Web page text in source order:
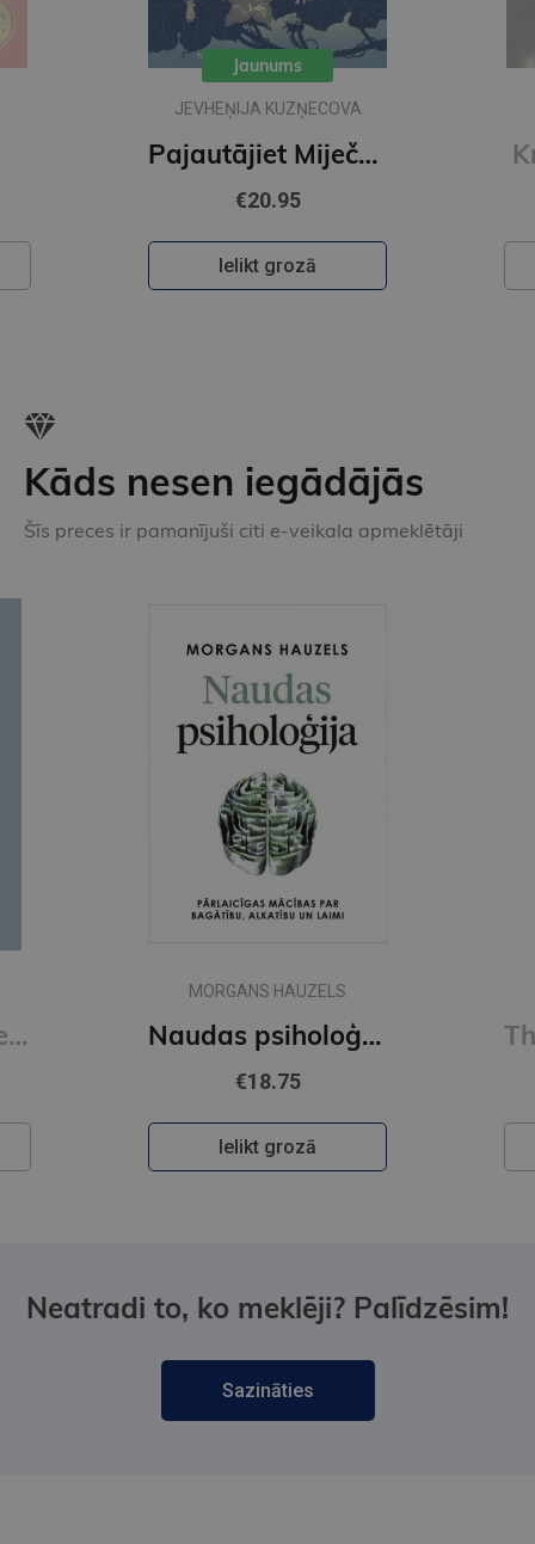
Jaunums
JEVHEŅIJA KUZŅECOVA
Pajautājiet Miječkai
€20.95
Ielikt grozā
Kāds nesen iegādājās
Šīs preces ir pamanījuši citi e-veikala apmeklētāji
Read People Like a Book : How to Analyze, Understand, and Predict People's Emotions, Thoughts, Inten
MORGANS HAUZELS
Naudas psiholoģija
€18.75
Ielikt grozā
Neatradi to, ko meklēji? Palīdzēsim!
Sazināties